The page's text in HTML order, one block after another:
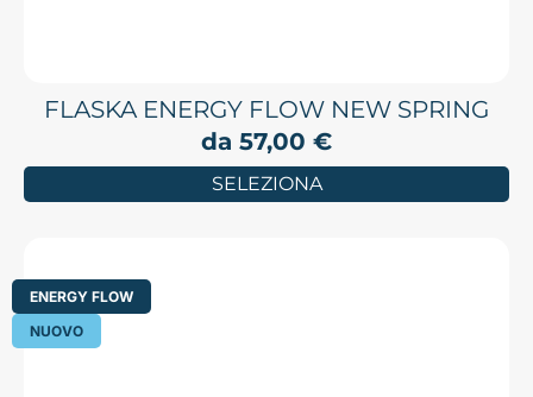
FLASKA ENERGY FLOW NEW SPRING
da 57,00 €
SELEZIONA
ENERGY FLOW
NUOVO